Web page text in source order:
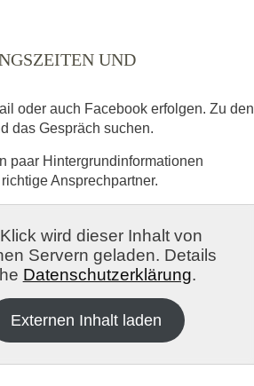
UND
oder auch Facebook erfolgen. Zu den
das Gespräch suchen.
paar Hintergrundinformationen
Ansprechpartner.
wird dieser Inhalt von
Servern geladen. Details
Datenschutzerklärung.
Externen Inhalt laden